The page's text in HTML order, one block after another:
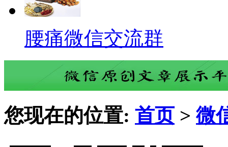
腰痛微信交流群
您现在的位置: 首页 >微